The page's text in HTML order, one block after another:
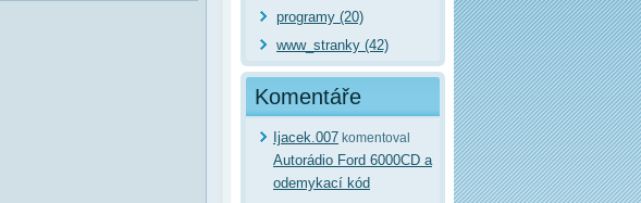
programy (20)
www_stranky (42)
Komentáře
Ijacek.007 komentoval
Autorádio Ford 6000CD a
odemykací kód